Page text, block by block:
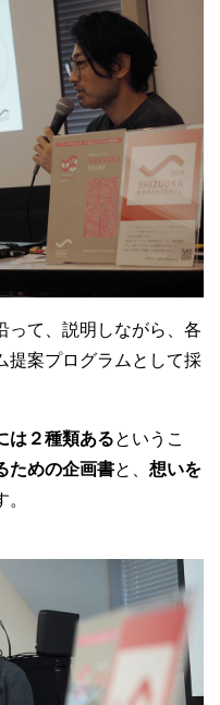
って、説明しながら、各
提案プログラムとして採
は２種類あるというこ
ための企画書と、 想いを
。